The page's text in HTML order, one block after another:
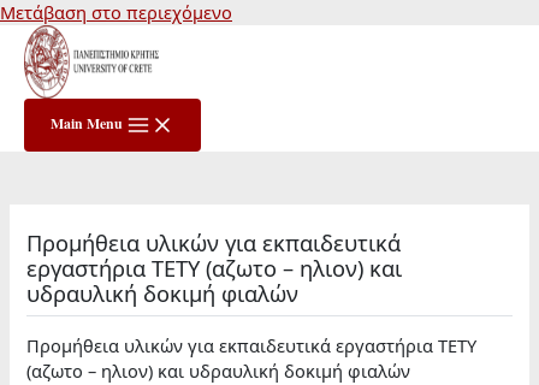
Μετάβαση στο περιεχόμενο
Main Menu
Προμήθεια υλικών για εκπαιδευτικά
εργαστήρια ΤΕΤΥ (αζωτο – ηλιον) και
υδραυλική δοκιμή φιαλών
Προμήθεια υλικών για εκπαιδευτικά εργαστήρια ΤΕΤΥ
(αζωτο – ηλιον) και υδραυλική δοκιμή φιαλών